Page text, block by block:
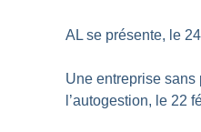
AL se présente, le
Une entreprise sans
l’autogestion, le 22